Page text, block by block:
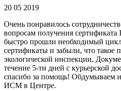
20 05 2019
Очень понравилось
вопросам получения
быстро прошли необходимый
сертификаты и забыли, что такое
экологической инспекции,
течение 5-ти дней с курьерской
спасибо за помощь! Обдумываем
ИСМ в Центре.